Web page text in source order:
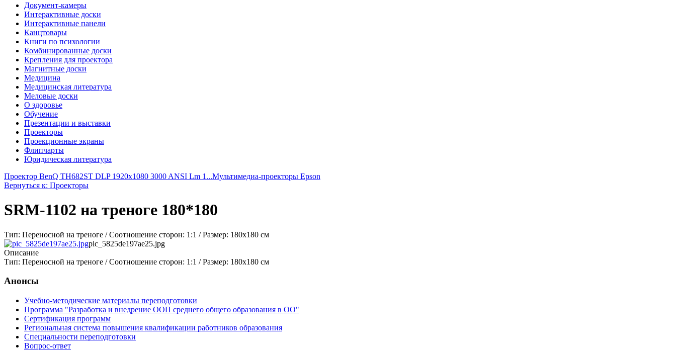
Документ-камеры
Интерактивные доски
Интерактивные панели
Канцтовары
Книги по психологии
Комбинированные доски
Крепления для проектора
Магнитные доски
Медицина
Медицинская литература
Меловые доски
О здоровье
Обучение
Презентации и выставки
Проекторы
Проекционные экраны
Флипчарты
Юридическая литература
Проектор BenQ TH682ST DLP 1920x1080 3000 ANSI Lm 1...Мультимедиа-проекторы Epson
Вернуться к: Проекторы
SRM-1102 на треноге 180*180
Тип: Переносной на треноге / Соотношение сторон: 1:1 / Размер: 180x180 см
pic_5825de197ae25.jpg
Описание
Тип: Переносной на треноге / Соотношение сторон: 1:1 / Размер: 180x180 см
Анонсы
Учебно-методические материалы переподготовки
Программа "Разработка и внедрение ООП среднего общего образования в ОО"
Сертификация программ
Региональная система повышения квалификации работников образования
Специальности переподготовки
Вопрос-ответ